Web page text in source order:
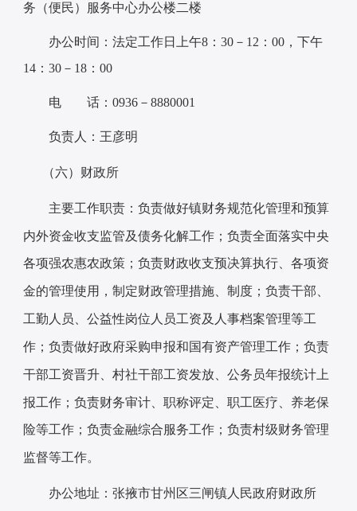
务（便民）服务中心办公楼二楼
办公时间：法定工作日上午8：30－12：00，下午
14：30－18：00
电 话：0936－8880001
负责人：王彦明
（六）财政所
主要工作职责： 负责做好镇财务规范化管理和预算
内外资金收支监管及债务化解工作；负责全面落实中央
各项强农惠农政策；负责财政收支预决算执行、各项资
金的管理使用，制定财政管理措施、制度；负责干部、
工勤人员、公益性岗位人员工资及人事档案管理等工
作；负责做好政府采购申报和国有资产管理工作；负责
干部工资晋升、村社干部工资发放、公务员年报统计上
报工作；负责财务审计、职称评定、职工医疗、养老保
险等工作；负责金融综合服务工作；负责村级财务管理
监督等工作。
办公地址：张掖市甘州区三闸镇人民政府财政所